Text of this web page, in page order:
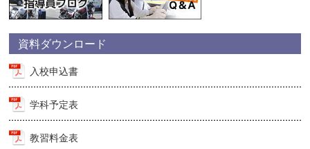
資料ダウンロード
入校申込書
学科予定表
教習料金表